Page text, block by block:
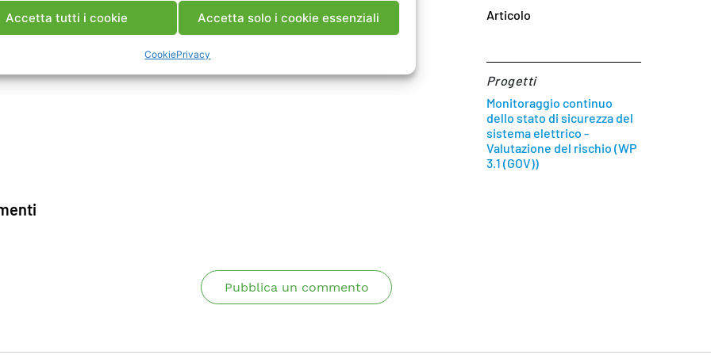
Accetta tutti i cookie Accetta solo i cookie essenziali
CookiePrivacy
Articolo
Progetti
Monitoraggio continuo
dello stato di sicurezza del
sistema elettrico -
Valutazione del rischio (WP
3.1 (GOV))
Pubblica un commento